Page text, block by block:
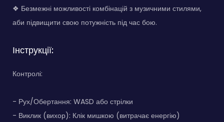
❖ Безмежні можливості комбінацій з музичними стилями,
аби підвищити свою потужність під час бою.
Інструкції:
Контролі:
- Рух/Обертання: WASD або стрілки
- Виклик (вихор): Клік мишкою (витрачає енергію)